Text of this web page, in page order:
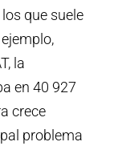
que suele
la
en 40 927
crece
problema